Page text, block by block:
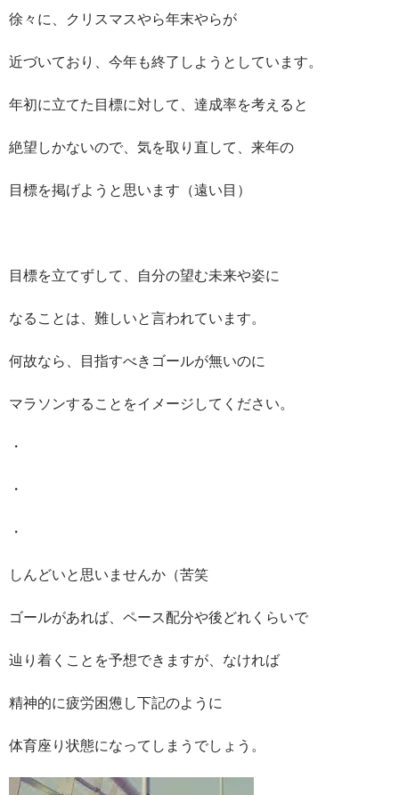
徐々に、クリスマスやら年末やらが
近づいており、今年も終了しようとしています。
年初に立てた目標に対して、達成率を考えると
絶望しかないので、気を取り直して、来年の
目標を掲げようと思います（遠い目）
目標を立てずして、自分の望む未来や姿に
なることは、難しいと言われています。
何故なら、目指すべきゴールが無いのに
マラソンすることをイメージしてください。
・
・
・
しんどいと思いませんか（苦笑
ゴールがあれば、ペース配分や後どれくらいで
辿り着くことを予想できますが、なければ
精神的に疲労困憊し下記のように
体育座り状態になってしまうでしょう。